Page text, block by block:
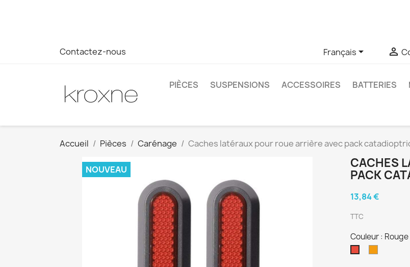
Contactez-nous Français 
PIÈCES SUSPENSIONS ACCESSOIRES BATTERIES
Accueil Pièces Carénage Caches latéraux pour roue arrière avec pack
NOUVEAU
CACHES
PACK
13,84 €
TTC
Couleur : Rouge